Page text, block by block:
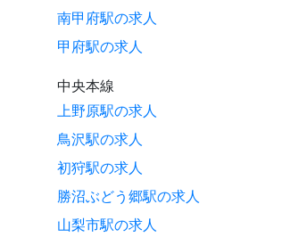
南甲府駅の求人
甲府駅の求人
中央本線
上野原駅の求人
鳥沢駅の求人
初狩駅の求人
勝沼ぶどう郷駅の求人
山梨市駅の求人